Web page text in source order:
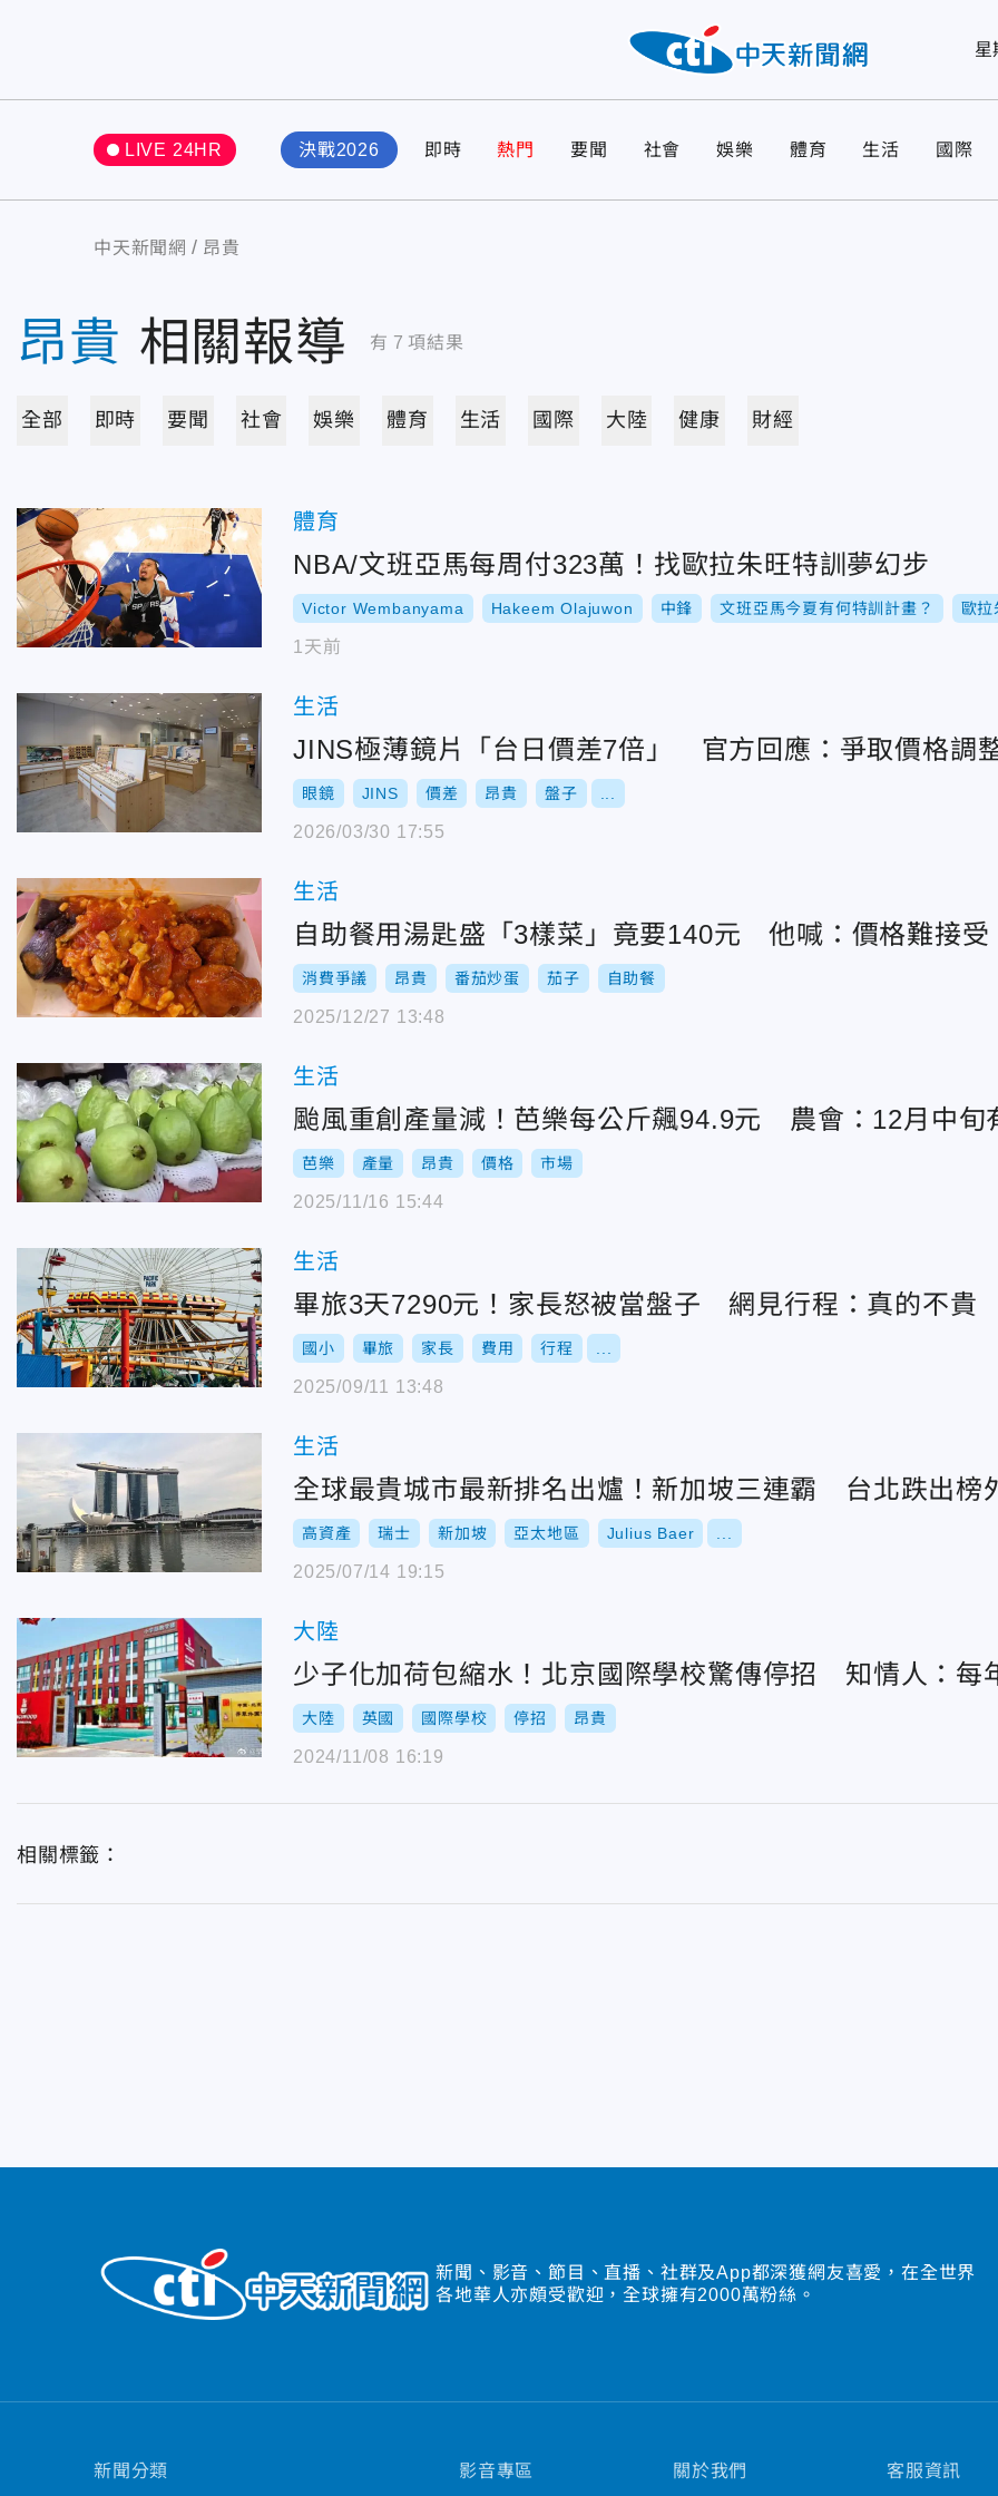
星
LIVE 24HR 決戰2026 即時 熱門 要聞 社會 娛樂 體育 生活 國際
中天新聞網 昂貴
昂貴 相關報導 有 7 項結果
全部 即時 要聞 社會 娛樂 體育 生活 國際 大陸 健康 財經
體育
NBA/文班亞馬每周付323萬！找歐拉朱旺特訓夢幻步
Victor Wembanyama Hakeem Olajuwon 中鋒 文班亞馬今夏有何特訓計畫？ 歐拉
1天前
生活
JINS極薄鏡片「台日價差7倍」 官方回應：爭取價格調
眼鏡 JINS 價差 昂貴 盤子
2026/03/30 17:55
生活
自助餐用湯匙盛「3樣菜」竟要140元 他喊：價格難接受
消費爭議 昂貴 番茄炒蛋 茄子 自助餐
2025/12/27 13:48
生活
颱風重創產量減！芭樂每公斤飆94.9元 農會：12月中旬
芭樂 產量 昂貴 價格 市場
2025/11/16 15:44
生活
畢旅3天7290元！家長怒被當盤子 網見行程：真的不貴
國小 畢旅 家長 費用 行程
2025/09/11 13:48
生活
全球最貴城市最新排名出爐！新加坡三連霸 台北跌出榜
高資產 瑞士 新加坡 亞太地區 Julius Baer
2025/07/14 19:15
大陸
少子化加荷包縮水！北京國際學校驚傳停招 知情人：每
大陸 英國 國際學校 停招 昂貴
2024/11/08 16:19
相關標籤：
新聞、影音、節目、直播、社群及App都深獲網友喜愛，在全世界
各地華人亦頗受歡迎，全球擁有2000萬粉絲。
新聞分類 影音專區 關於我們 客服資訊